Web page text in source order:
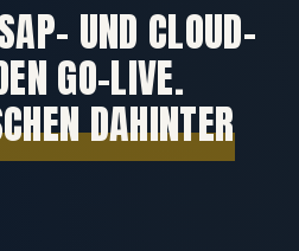
UND CLOUD-
GO-LIVE.
DAHINTER